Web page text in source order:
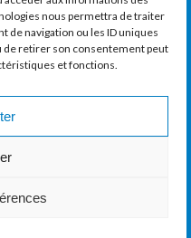
nous permettra de traiter
de navigation ou les ID uniques
de retirer son consentement peut
et fonctions.
ET D’INDUSTRIE
Suite 201